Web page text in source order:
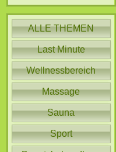
ALLE THEMEN
Last Minute
Wellnessbereich
Massage
Sauna
Sport